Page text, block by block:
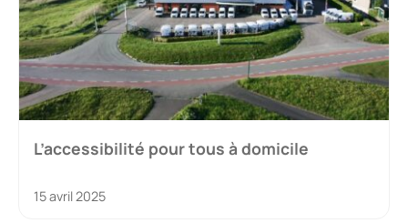
L’accessibilité pour tous à domicile
15 avril 2025